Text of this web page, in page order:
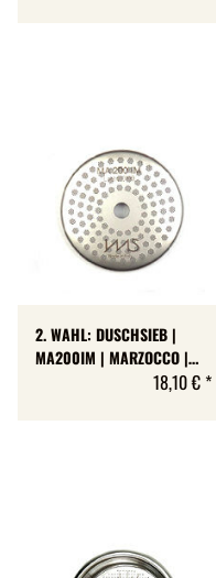
2. WAHL: DUSCHSIEB |
MA200IM | MARZOCCO |
CARIMALI | SLAYER |18,10 € *